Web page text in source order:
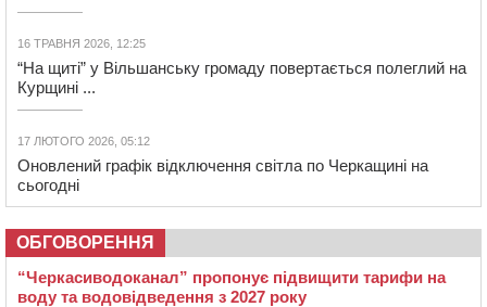
16 ТРАВНЯ 2026, 12:25
“На щиті” у Вільшанську громаду повертається полеглий на
Курщині ...
17 ЛЮТОГО 2026, 05:12
Оновлений графік відключення світла по Черкащині на
сьогодні
ОБГОВОРЕННЯ
“Черкасиводоканал” пропонує підвищити тарифи на
воду та водовідведення з 2027 року